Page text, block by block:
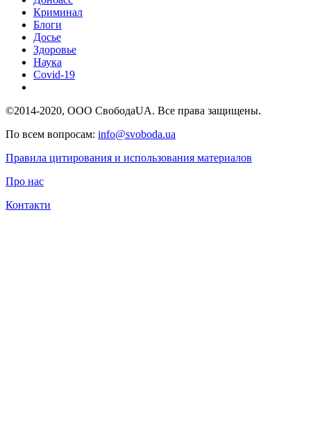
Криминал
Блоги
Досье
Здоровье
Наука
Covid-19
©2014-2020, ООО СвободаUA. Все права защищены.
По всем вопросам: info@svoboda.ua
Правила цитирования и использования материалов
Про нас
Контакти